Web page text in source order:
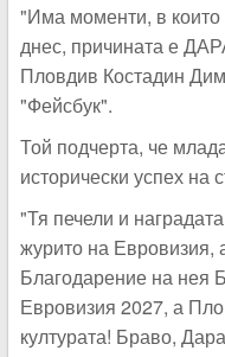
"Има моменти, в
днес, причината е
Пловдив Костадин
"Фейсбук".
Той подчерта, че
исторически успех на
"Тя печели и
журито на Евровизия,
Благодарение на нея
Евровизия 2027, а
културата! Браво,